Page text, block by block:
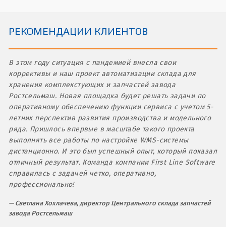
РЕКОМЕНДАЦИИ КЛИЕНТОВ
В этом году ситуация с пандемией внесла свои
коррективы и наш проект автоматизации склада для
хранения комплекстующих и запчастей завода
Ростсельмаш. Новая площадка будет решать задачи по
оперативному обеспечению функции сервиса с учетом 5-
летних перспектив развития производства и модельного
ряда. Пришлось впервые в масштабе такого проекта
выполнять все работы по настройке WMS-системы
дистанционно. И это был успешный опыт, который показал
отличный результат. Команда компании First Line Software
справилась с задачей четко, оперативно,
профессионально!
Светлана Хохлачева, директор Центрального склада запчастей
завода Ростсельмаш